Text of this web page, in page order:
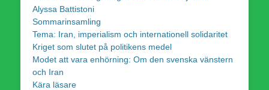
Alyssa Battistoni
Sommarinsamling
Tema: Iran, imperialism och internationell solidaritet
Kriget som slutet på politikens medel
Modet att vara enhörning: Om den svenska vänstern
och Iran
Kära läsare